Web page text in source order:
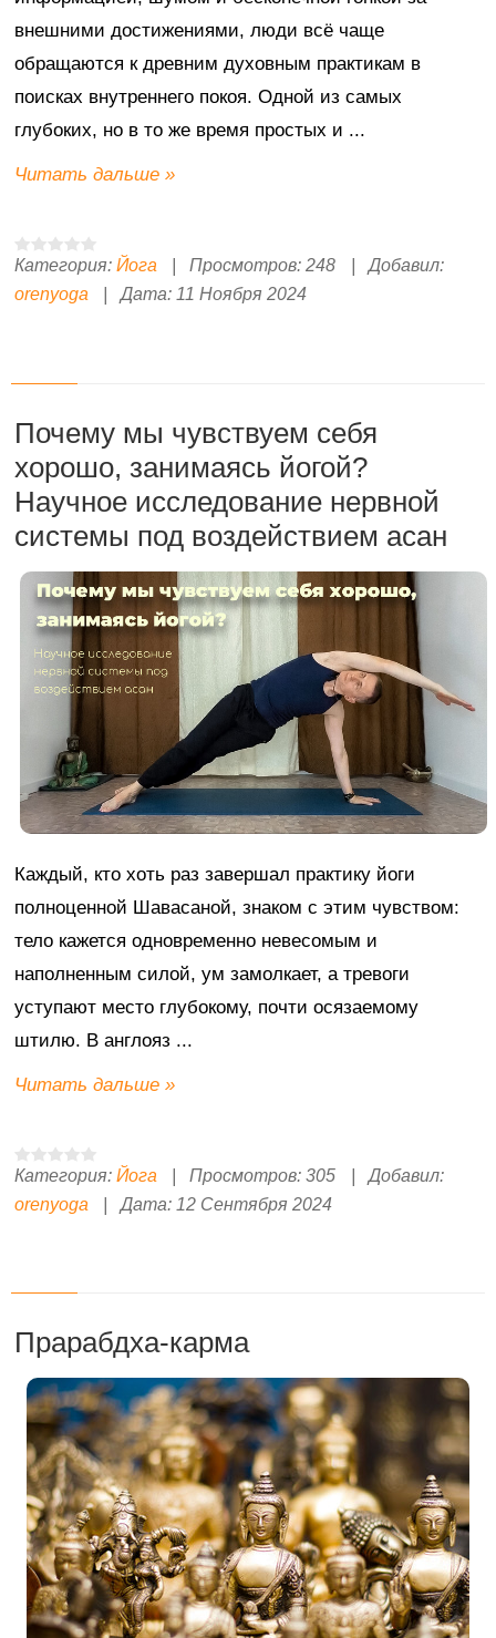
внешними достижениями, люди всё чаще
обращаются к древним духовным практикам в
поисках внутреннего покоя. Одной из самых
глубоких, но в то же время простых и ...
Читать дальше »
Категория: Йога Просмотров: 248
Добавил:
orenyoga
Дата: 11 Ноября 2024
Почему мы чувствуем себя
хорошо, занимаясь йогой?
Научное исследование нервной
системы под воздействием асан
Каждый, кто хоть раз завершал практику йоги
полноценной Шавасаной, знаком с этим чувством:
тело кажется одновременно невесомым и
наполненным силой, ум замолкает, а тревоги
уступают место глубокому, почти осязаемому
штилю. В англояз ...
Читать дальше »
Категория: Йога Просмотров: 305
Добавил:
orenyoga
Дата: 12 Сентября 2024
Прарабдха-карма